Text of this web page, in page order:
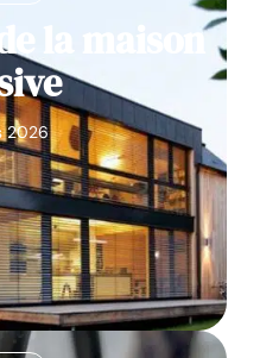
la maison
2026